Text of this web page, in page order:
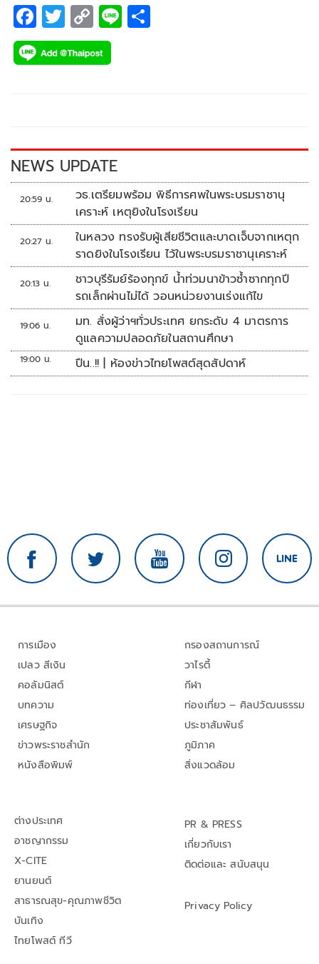
F
ac
e
k
T
wi
tt
C
o
p
k
Li
NEWS UPDATE
20:59 น.
วธ.เตรียมพร้อม พิธีการศพในพระบรมราชานุ
เคราะห์ เหตุยิงในโรงเรียน
20:27 น.
ในหลวง ทรงรับผู้เสียชีวิตและบาดเจ็บจากเหตุก
ราดยิงในโรงเรียน ไว้ในพระบรมราชานุเคราะห์
20:13 น.
ชาวบุรีรัมย์ร้องทุกข์ น้ำท่วมนาข้าวซ้ำซากทุกปี
รถเล็กผ่านไม่ได้ วอนหน่วยงานเร่งแก้ไข
19:06 น.
มท. สั่งผู้ว่าฯทั่วประเทศ ยกระดับ 4 มาตรการ
ดูแลความปลอดภัยในสถานศึกษา
19:00 น. ปืน..!! | ห้องข่าวไทยโพสต์สุดสัปดาห์
การเมือง
เปลว สีเงิน
คอลัมนิสต์
บทความ
เศรษฐกิจ
ข่าวพระราชสำนัก
หนังสือพิมพ์
กรองสถานการณ์
วาไรตี้
กีฬา
ท่องเที่ยว – ศิลปวัฒนธรรม
ประชาสัมพันธ์
ภูมิภาค
สิ่งแวดล้อม
ต่างประเทศ
อาชญากรรม
X-CITE
ยานยนต์
สาธารณสุข-คุณภาพชีวิต
บันเทิง
ไทยโพสต์ ทีวี
PR & PRESS
เกี่ยวกับเรา
ติดต่อและ สนับสนุน
Privacy Policy